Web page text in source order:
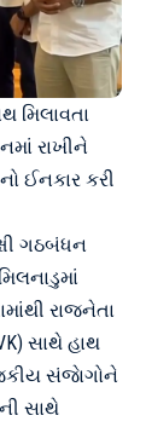
મિલાવતા
રાખીને
ઈનકાર કરી
ગઠબંધન
રાજનેતા
સાથે હાથ
સંજાેગોને
સાથે